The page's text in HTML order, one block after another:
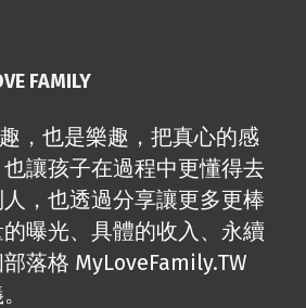
FAMILY
，也是樂趣，把真心的感
讓孩子在過程中更懂得去
，也透過分享讓更多更棒
曝光、具體的收入、永續
落格 MyLoveFamily.TW